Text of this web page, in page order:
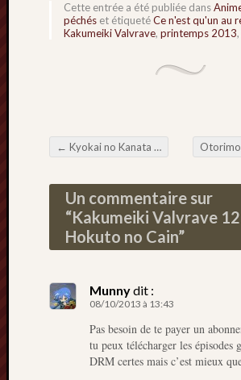
Cette entrée a été publiée dans
péchés et étiquetéCe n'est qu'un au
Kakumeiki Valvrave, printemps 2013,
Navigation de
← Kyokai no Kanata 01 – Ghostbusters
Un commentaire sur
“Kakumeiki Valvrave
Hokuto no Cain”
Munnydit :
08/10/2013 à 13:43
Pas besoin de te payer un
tu peux télécharger les épisodes
DRM certes mais c’est mieux